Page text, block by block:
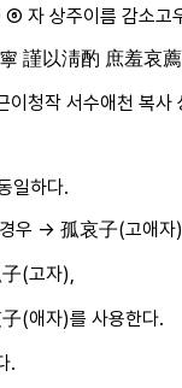
상주이름 감소고
謹以淸酌 庶羞哀
이청작 서수애천 복사
하다.
우 → 孤哀子(고애자
(고자),
(애자)를 사용한다.
.